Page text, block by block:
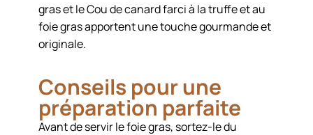
gras et le Cou de canard farci à la truffe et au
foie gras apportent une touche gourmande et
originale.
Conseils pour une
préparation parfaite
Avant de servir le foie gras, sortez-le du